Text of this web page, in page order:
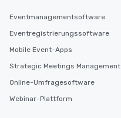
Eventmanagementsoftware
Eventregistrierungssoftware
Mobile Event-Apps
Strategic Meetings Management
Online-Umfragesoftware
Webinar-Plattform